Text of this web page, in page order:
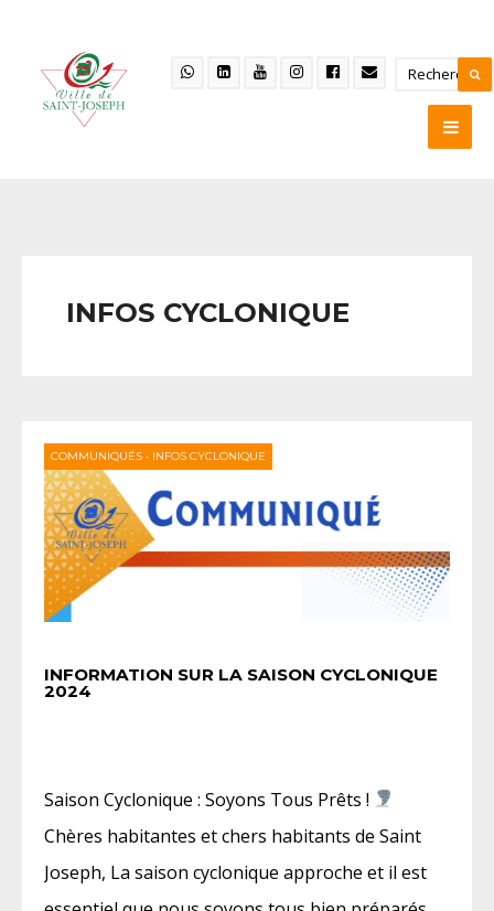
INFOS CYCLONIQUE
COMMUNIQUÉS • INFOS CYCLONIQUE
INFORMATION SUR LA SAISON CYCLONIQUE
2024
Saison Cyclonique : Soyons Tous Prêts !
Chères habitantes et chers habitants de Saint
Joseph, La saison cyclonique approche et il est